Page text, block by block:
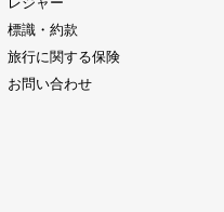
標識・約款
旅行に関する保険
お問い合わせ